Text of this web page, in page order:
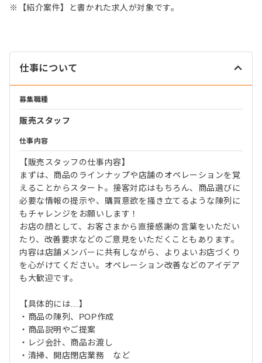
※【紹介案件】と書かれた求人が対象です。
仕事について
募集職種
販売スタッフ
仕事内容
【販売スタッフの仕事内容】
まずは、商品のラインナップや店舗のオペレーションを覚
えることからスタート。接客対応はもちろん、商品選びに
必要な情報の提示や、購買意欲を掻き立てるような陳列に
もチャレンジをお願いします！
お店の顔として、お客さまから直接感謝の言葉をいただい
たり、改善要求などのご意見をいただくこともあります。
内容は店舗メンバーに共有しながら、よりよいお店づくり
を心がけてください。オペレーション改善などのアイデア
も大歓迎です。
【具体的には…】
・商品の陳列、POP作成
・商品説明やご提案
・レジ会計、商品お渡し
・清掃、開店閉店業務 など